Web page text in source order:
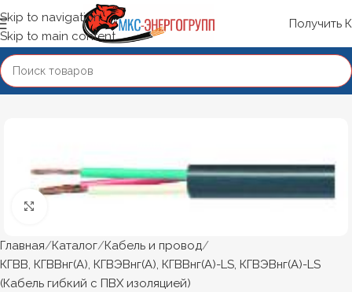
Skip to navigation
Skip to main content
Получить
Главная Каталог Кабель и провод
КГВВ, КГВВнг(А), КГВЭВнг(А), КГВВнг(А)-LS, КГВЭВнг(А)-LS
(Кабель гибкий с ПВХ изоляцией)